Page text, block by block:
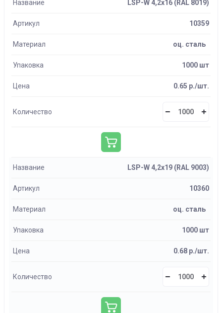
Название LSP-W 4,2х16 (RAL 8019)
Артикул 10359
Материал оц. сталь
Упаковка 1000 шт
Цена 0.65 р./шт.
Количество
Название LSP-W 4,2х19 (RAL 9003)
Артикул 10360
Материал оц. сталь
Упаковка 1000 шт
Цена 0.68 р./шт.
Количество